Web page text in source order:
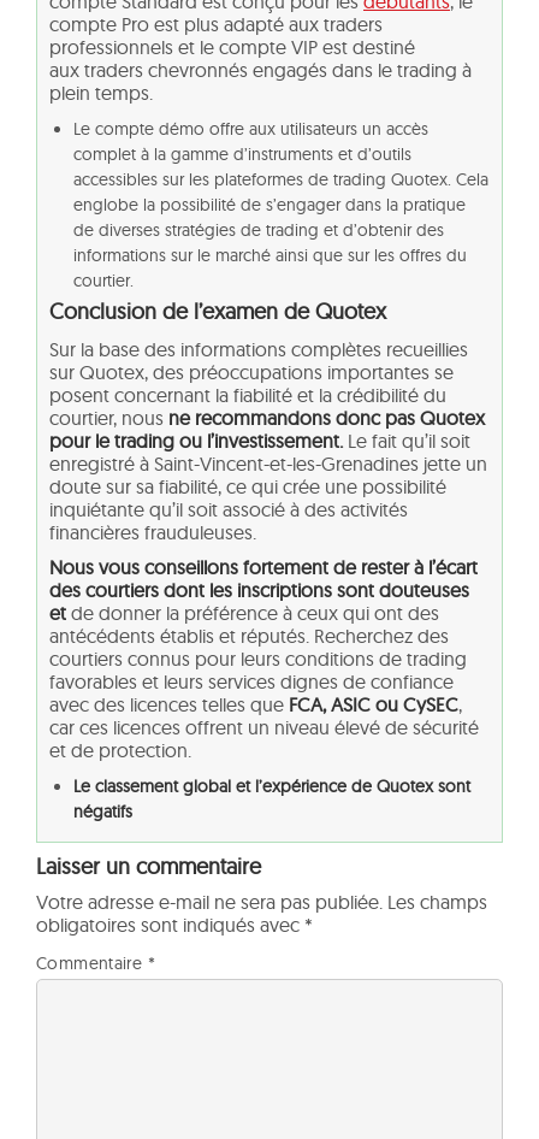
compte Pro est plus adapté aux traders
professionnels et le compte VIP est destiné
aux traders chevronnés engagés dans le trading à
plein temps.
Le compte démo offre aux utilisateurs un accès
complet à la gamme d’instruments et d’outils
accessibles sur les plateformes de trading Quotex. Cela
englobe la possibilité de s’engager dans la pratique
de diverses stratégies de trading et d’obtenir des
informations sur le marché ainsi que sur les offres du
courtier.
Conclusion de l’examen de Quotex
Sur la base des informations complètes recueillies
sur Quotex, des préoccupations importantes se
posent concernant la fiabilité et la crédibilité du
courtier, nous ne recommandons donc pas Quotex
pour le trading ou l’investissement. Le fait qu’il soit
enregistré à Saint-Vincent-et-les-Grenadines jette un
doute sur sa fiabilité, ce qui crée une possibilité
inquiétante qu’il soit associé à des activités
financières frauduleuses.
Nous vous conseillons fortement de rester à l’écart
des courtiers dont les inscriptions sont douteuses
et de donner la préférence à ceux qui ont des
antécédents établis et réputés. Recherchez des
courtiers connus pour leurs conditions de trading
favorables et leurs services dignes de confiance
avec des licences telles que FCA, ASIC ou CySEC,
car ces licences offrent un niveau élevé de sécurité
et de protection.
Le classement global et l’expérience de Quotex sont
négatifs
Laisser un commentaire
Votre adresse e-mail ne sera pas publiée. Les champs
obligatoires sont indiqués avec *
Commentaire *